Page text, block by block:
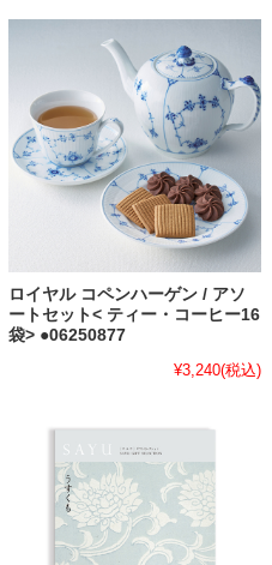
ロイヤル コペンハーゲン / アソ
ートセット< ティー・コーヒー16
袋> ●06250877
¥3,240(税込)